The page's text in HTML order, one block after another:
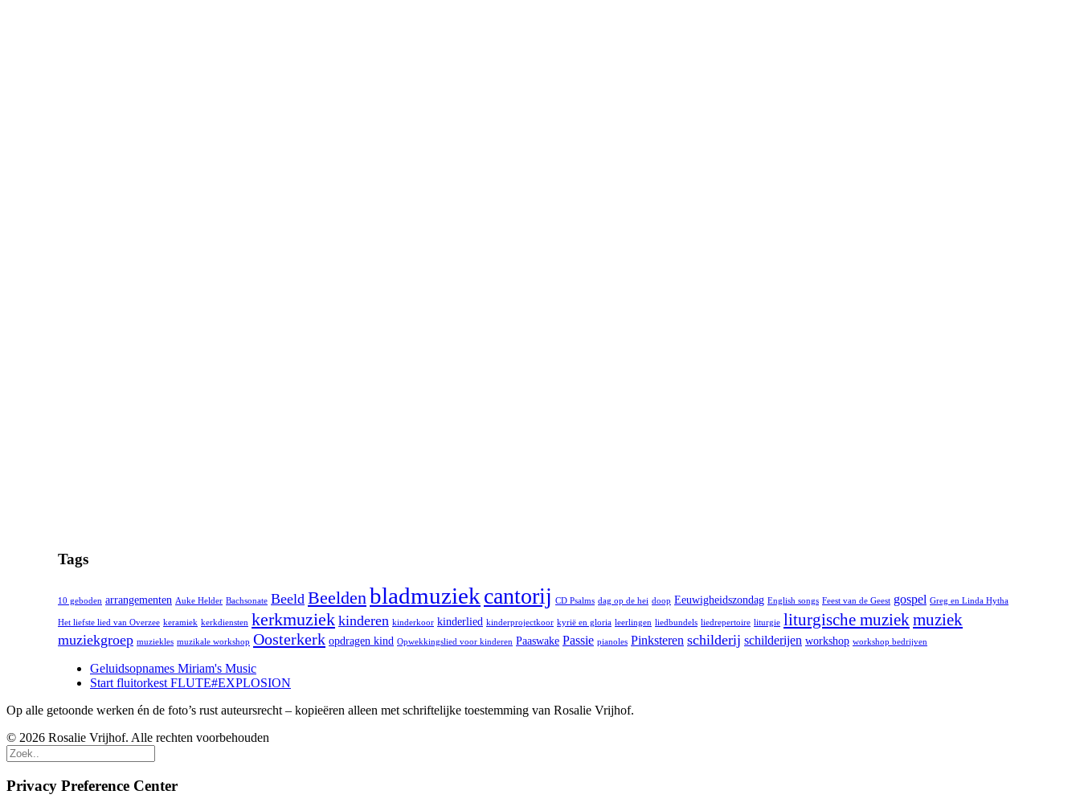
Tags
10 geboden arrangementen Auke Helder Bachsonate Beeld Beeldenbladmuziekcantorij CD Psalms dag op de hei doop Eeuwigheidszondag English songs Feest van de Geest gospel Greg en Linda Hytha
Het liefste lied van Overzee keramiek kerkdiensten kerkmuziek kinderen kinderkoor kinderlied kinderprojectkoor kyrië en gloria leerlingen liedbundels liedrepertoire liturgie liturgische muziekmuziek
muziekgroep muziekles muzikale workshop Oosterkerk opdragen kind Opwekkingslied voor kinderen Paaswake Passie pianoles Pinksteren schilderij schilderijen workshop workshop bedrijven
Geluidsopnames Miriam's Music
Start fluitorkest FLUTE#EXPLOSION
Op alle getoonde werken én de foto’s rust auteursrecht – kopieëren alleen met schriftelijke toestemming van Rosalie Vrijhof.
© 2026 Rosalie Vrijhof. Alle rechten voorbehouden
Privacy Preference Center